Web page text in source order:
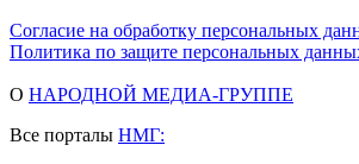
Согласие на обработку персональных
Политика по защите персональных
О НАРОДНОЙ МЕДИА-ГРУППЕ
Все порталы НМГ: